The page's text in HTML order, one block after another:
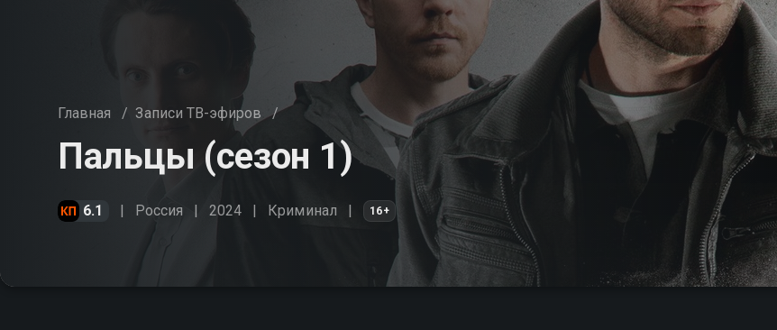
Главная / Записи ТВ-эфиров /
Пальцы (сезон 1)
6.1 Россия 2024 Криминал 16+